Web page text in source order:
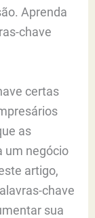
Aprenda
chave
certas
as
um negócio
artigo,
chave
sua